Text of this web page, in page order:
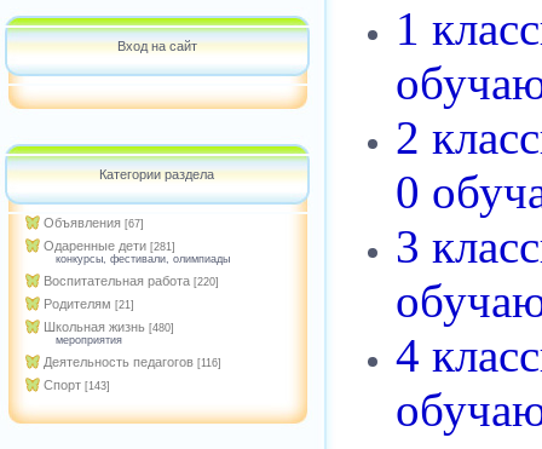
Вход на сайт
Категории раздела
Объявления [67]
Одаренные дети [281]
конкурсы, фестивали, олимпиады
Воспитательная работа [220]
Родителям [21]
Школьная жизнь [480]
мероприятия
Деятельность педагогов [116]
Спорт [143]
1
2
0
3
4